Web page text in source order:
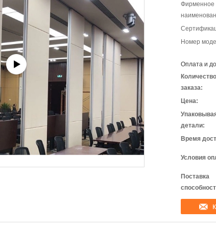
Фирменное
Номер
Оплата и
заказа:
Цена:
детали:
Время
Условия
Поставка